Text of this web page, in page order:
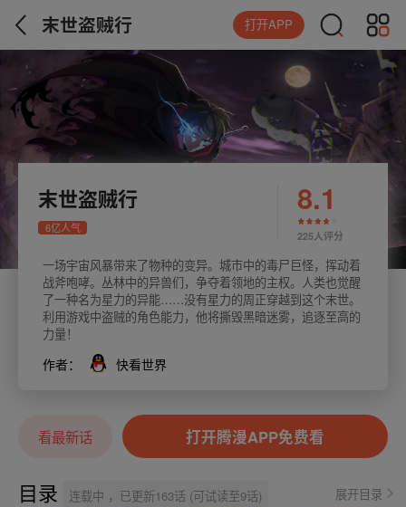
末世盗贼行 打开APP
末世盗贼行
6亿人气
8.1
225人评分
一场宇宙风暴带来了物种的变异。城市中的毒尸巨怪，挥动着
战斧咆哮。丛林中的异兽们，争夺着领地的主权。人类也觉醒
了一种名为星力的异能……没有星力的周正穿越到这个末世。
利用游戏中盗贼的角色能力，他将撕毁黑暗迷雾，追逐至高的
力量！
作者： 快看世界
看最新话 打开腾漫APP免费看
目录 连载中 ，已更新163话 (可试读至9话) 展开目录